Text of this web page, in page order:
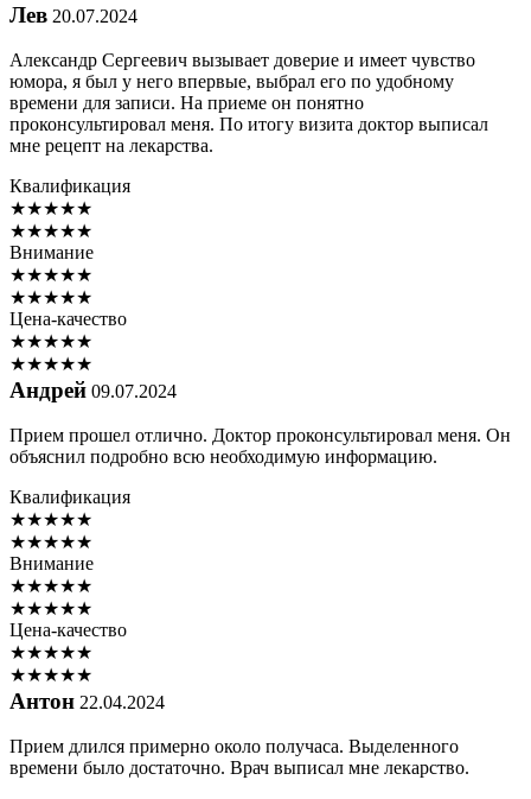
Лев 20.07.2024
Александр Сергеевич вызывает доверие и имеет чувство
юмора, я был у него впервые, выбрал его по удобному
времени для записи. На приеме он понятно
проконсультировал меня. По итогу визита доктор выписал
мне рецепт на лекарства.
Квалификация
★★★★★
★★★★★
Внимание
★★★★★
★★★★★
Цена-качество
★★★★★
★★★★★
Андрей 09.07.2024
Прием прошел отлично. Доктор проконсультировал меня. Он
объяснил подробно всю необходимую информацию.
Квалификация
★★★★★
★★★★★
Внимание
★★★★★
★★★★★
Цена-качество
★★★★★
★★★★★
Антон 22.04.2024
Прием длился примерно около получаса. Выделенного
времени было достаточно. Врач выписал мне лекарство.